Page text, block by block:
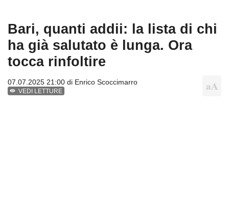
Bari, quanti addii: la lista di chi
ha già salutato è lunga. Ora
tocca rinfoltire
07.07.2025 21:00 di Enrico Scoccimarro
VEDI LETTURE